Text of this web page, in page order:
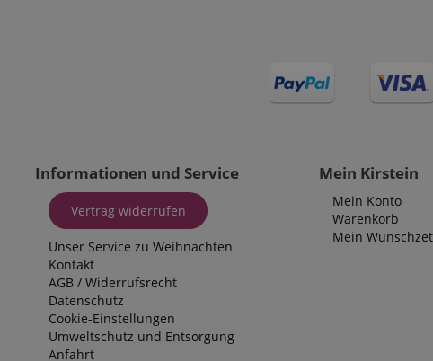
Informationen und Service
Vertrag widerrufen
Unser Service zu Weihnachten
Kontakt
AGB / Widerrufsrecht
Datenschutz
Cookie-Einstellungen
Umweltschutz und Entsorgung
Anfahrt
Mein Kirstein
Mein Konto
Warenkorb
Mein